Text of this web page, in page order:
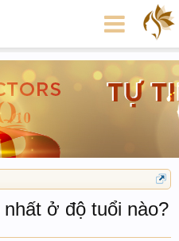
ở độ tuổi nào?